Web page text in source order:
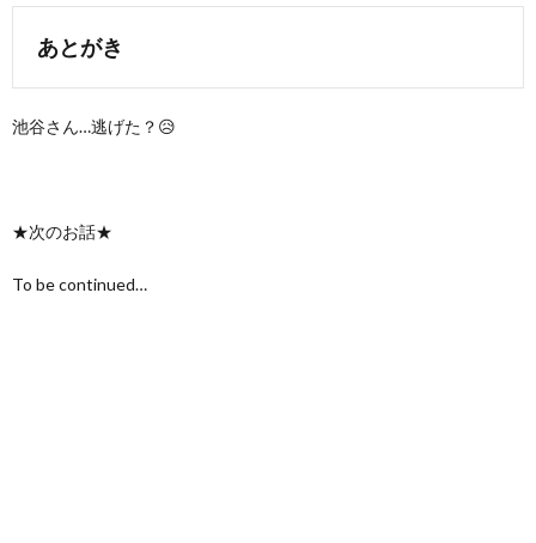
あとがき
池谷さん…逃げた？😥
★次のお話★
To be continued…